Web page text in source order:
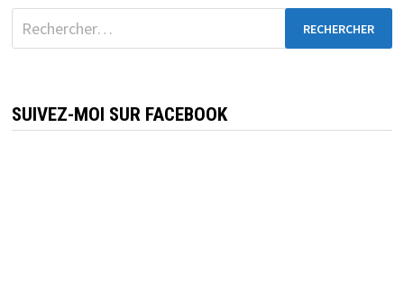
Rechercher :
SUIVEZ-MOI SUR FACEBOOK